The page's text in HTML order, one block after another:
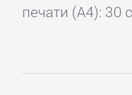
печати (А4): 30
Lexmark